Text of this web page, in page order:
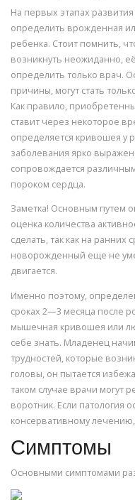
На первых этапах
определить врожденная
ребенка. Стоит помнить,
возникнуть неожиданно,
определить только врач.
причины, могут стать
Как правило,
ставит через некоторое
определяется кривошея у
заболевания ярко
сопровождается
пороком сердца.
Заметка! Основным путем
оценка количества
сделать, так как на ранних
новорожденный еще не
двигается.
Именно поэтому,
сроках 2—3 месяца после
мышечная кривошея или
себе знать. Младенец
трудностей, которые
головы, он пытается
таком случае врачи могут
воротник. Если патология
консервативному
Симптомы
Основными симптомами